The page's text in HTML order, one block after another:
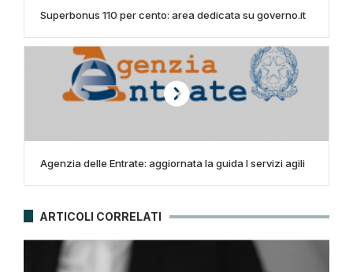
Superbonus 110 per cento: area dedicata su governo.it
Agenzia delle Entrate: aggiornata la guida I servizi agili
ARTICOLI CORRELATI